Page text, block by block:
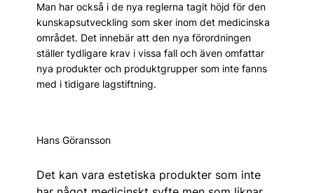
Man har också i de nya reglerna tagit höjd för den
kunskapsutveckling som sker inom det medicinska
området. Det innebär att den nya förordningen
ställer tydligare krav i vissa fall och även omfattar
nya produkter och produktgrupper som inte fanns
med i tidigare lagstiftning.
Hans Göransson
Det kan vara estetiska produkter som inte